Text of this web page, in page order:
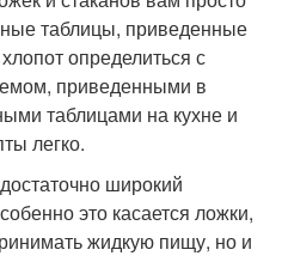
таблицы, приведенные
определиться с
приведенными в
таблицами на кухне и
легко.
широкий
это касается ложки,
жидкую пищу, но и